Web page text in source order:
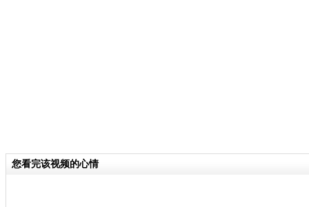
您看完该视频的心情